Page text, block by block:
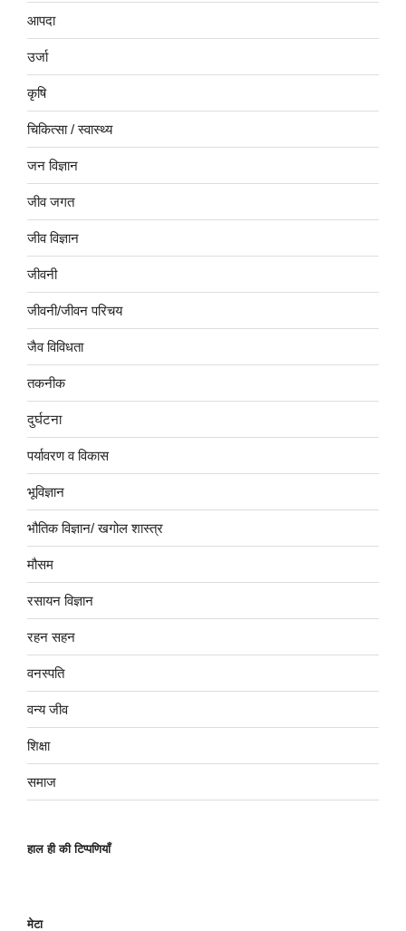
आपदा
उर्जा
कृषि
चिकित्सा / स्वास्थ्य
जन विज्ञान
जीव जगत
जीव विज्ञान
जीवनी
जीवनी/जीवन परिचय
जैव विविधता
तकनीक
दुर्घटना
पर्यावरण व विकास
भूविज्ञान
भौतिक विज्ञान/ खगोल शास्त्र
मौसम
रसायन विज्ञान
रहन सहन
वनस्पति
वन्य जीव
शिक्षा
समाज
हाल ही की टिप्पणियाँ
मेटा